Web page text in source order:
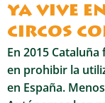
ya vive
circos
En 2015
en prohibir la
en España.